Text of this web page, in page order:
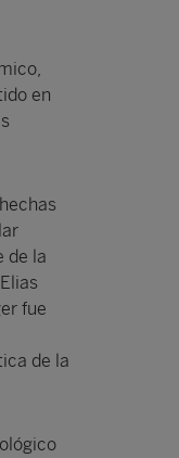
en
de la
fue
de la